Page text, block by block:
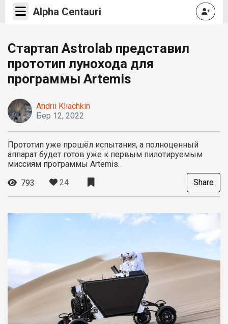
Alpha Centauri
Стартап Astrolab представил
прототип лунохода для
программы Artemis
Andrii Kliachkin
Бер 12, 2022
Прототип уже прошёл испытания, а полноценный
аппарат будет готов уже к первым пилотируемым
миссиям программы Artemis.
793
24 Share